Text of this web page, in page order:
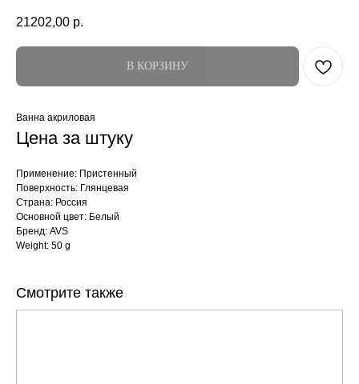
21202,00 р.
В КОРЗИНУ
Ванна акриловая
Цена за штуку
Применение: Пристенный
Поверхность: Глянцевая
Страна: Россия
Основной цвет: Белый
Бренд: AVS
Weight: 50 g
Смотрите также